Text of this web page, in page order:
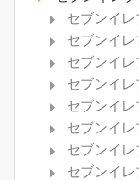
セブンイレ
セブンイ
セブンイ
セブンイレ
セブンイ
セブンイレ
セブンイレ
セブンイ